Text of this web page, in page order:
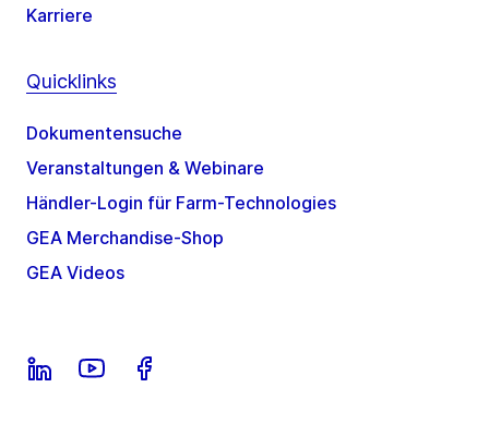
Karriere
Quicklinks
Dokumentensuche
Veranstaltungen & Webinare
Händler-Login für Farm-Technologies
GEA Merchandise-Shop
GEA Videos